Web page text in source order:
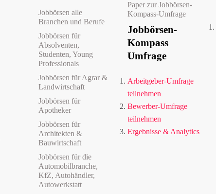
Jobbörsen alle
Branchen und Berufe
Jobbörsen für
Absolventen,
Studenten, Young
Professionals
Jobbörsen für Agrar &
Landwirtschaft
Jobbörsen für
Apotheker
Jobbörsen für
Architekten &
Bauwirtschaft
Jobbörsen für die
Automobilbranche,
KfZ, Autohändler,
Autowerkstatt
Paper zur Jobbörsen-
Kompass-Umfrage
Jobbörsen-
Kompass
Umfrage
Arbeitgeber-Umfrage
teilnehmen
Bewerber-Umfrage
teilnehmen
Ergebnisse & Analytics